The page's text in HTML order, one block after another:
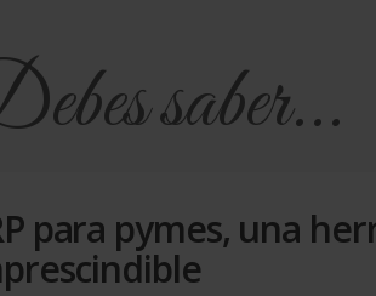
saber...
para pymes, una